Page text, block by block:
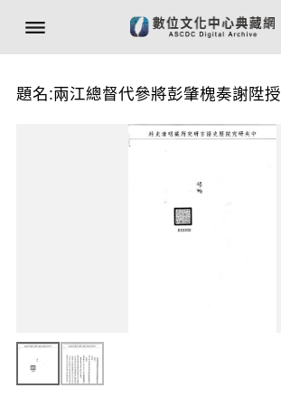
題名:兩江總督代參將彭肇槐奏謝陞授